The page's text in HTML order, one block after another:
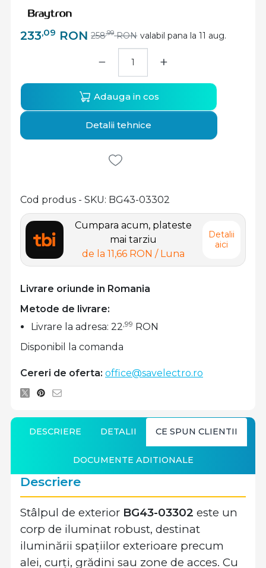
233,09 RON 258,99 RON valabil pana la 11 aug.
Cumpara acum, plateste
mai tarziu
de la 11,66 RON / Luna
Detalii
aici
Livrare oriunde in Romania
Cod produs - SKU BG43-03302
Metode de livrare:
Livrare la adresa: 22,99 RON
Disponibil la comanda
− +
Adauga in cos
Detalii tehnice
Cereri de oferta: office@savelectro.ro
DESCRIERE DETALII CE SPUN CLIENTII
DOCUMENTE ADITIONALE
Descriere
Stâlpul de exterior BG43-03302 este un
corp de iluminat robust, destinat
iluminării spațiilor exterioare precum
alei, curți, grădini sau zone de acces. Cu